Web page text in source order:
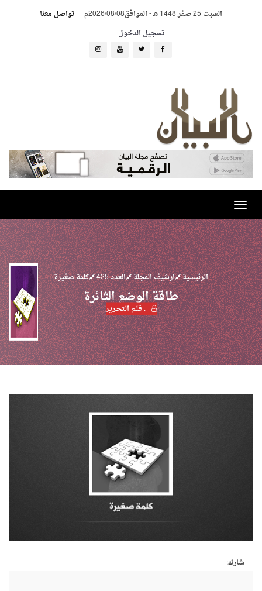
السبت 25 صفر 1448 هـ -الموافق2026/08/08م
تواصل معنا
تسجيل الدخول
Toggle
navigation
الرئيسية ارشيف المجلة العدد 425 كلمة صغيرة
طاقة الوضع الثائرة
. قـلـم الـتحـرير
شارك: